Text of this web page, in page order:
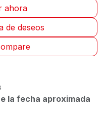
ahora
de deseos
la fecha aproximada